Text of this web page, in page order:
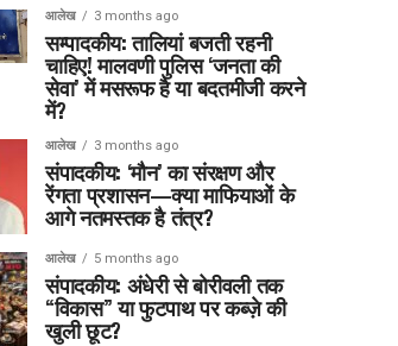
आलेख 3 months ago
सम्पादकीय: तालियां बजती रहनी
चाहिए! मालवणी पुलिस ‘जनता की
सेवा’ में मसरूफ है या बदतमीजी करने
में?
आलेख 3 months ago
संपादकीय: ‘मौन’ का संरक्षण और
रेंगता प्रशासन—क्या माफियाओं के
आगे नतमस्तक है तंत्र?
आलेख 5 months ago
संपादकीय: अंधेरी से बोरीवली तक
“विकास” या फुटपाथ पर कब्ज़े की
खुली छूट?